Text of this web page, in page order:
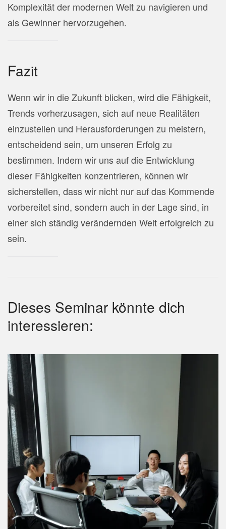
Komplexität der modernen Welt zu navigieren und
als Gewinner hervorzugehen.
Fazit
Wenn wir in die Zukunft blicken, wird die Fähigkeit,
Trends vorherzusagen, sich auf neue Realitäten
einzustellen und Herausforderungen zu meistern,
entscheidend sein, um unseren Erfolg zu
bestimmen. Indem wir uns auf die Entwicklung
dieser Fähigkeiten konzentrieren, können wir
sicherstellen, dass wir nicht nur auf das Kommende
vorbereitet sind, sondern auch in der Lage sind, in
einer sich ständig verändernden Welt erfolgreich zu
sein.
Dieses Seminar könnte dich
interessieren: